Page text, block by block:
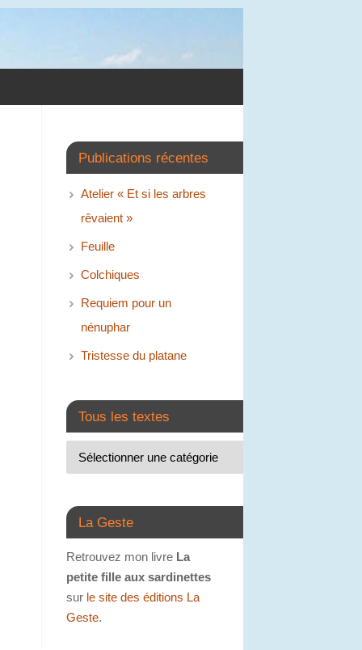
Publications récentes
Atelier « Et si les arbres
rêvaient »
Feuille
Colchiques
Requiem pour un
nénuphar
Tristesse du platane
Tous les textes
La Geste
Retrouvez mon livre La
petite fille aux sardinettes
sur le site des éditions La
Geste.